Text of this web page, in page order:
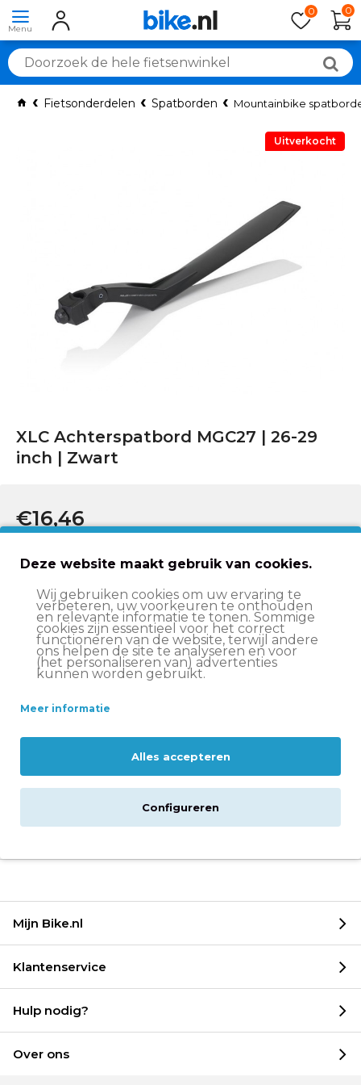
0 0
Fietsonderdelen Spatborden Mountainbike
Uitverkocht
XLC Achterspatbord MGC27 | 26-29
inch | Zwart
€16,46
In winkelwagen
Op werkdagen voor 15:00 besteld, volgende werkdag
in huis
Altijdscherp geprijsd
14 dagen bedenktijd
Deskundige
Specificaties
Levering
Mijn Bike.nl
Klantenservice
Hulp nodig?
Over ons
Deze website maakt gebruik van cookies.
Wij gebruiken cookies om uw ervaring te
verbeteren, uw voorkeuren te onthouden
en relevante informatie te tonen. Sommige
cookies zijn essentieel voor het correct
functioneren van de website, terwijl andere
ons helpen de site te analyseren en voor
(het personaliseren van) advertenties
kunnen worden gebruikt.
Meer informatie
Alles accepteren
Configureren